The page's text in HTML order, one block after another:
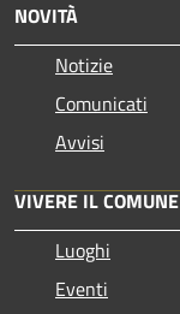
NOVITÀ
Notizie
Comunicati
Avvisi
VIVERE IL COMUNE
Luoghi
Eventi